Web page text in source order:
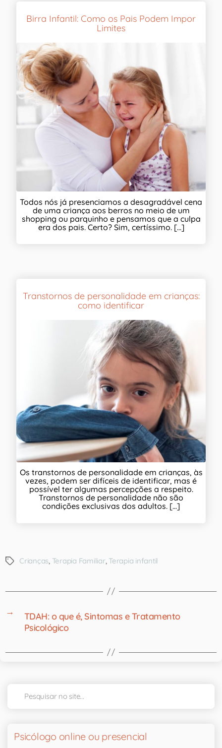
Birra Infantil: Como os Pais Podem Impor
Limites
Todos nós já presenciamos a desagradável cena
de uma criança aos berros no meio de um
shopping ou parquinho e pensamos que a culpa
era dos pais. Certo? Sim, certíssimo. [...]
Transtornos de personalidade em crianças:
como identificar
Os transtornos de personalidade em crianças, às
vezes, podem ser difíceis de identificar, mas é
possível ter algumas percepções a respeito.
Transtornos de personalidade não são
condições exclusivas dos adultos. [...]
Crianças Terapia Familiar, Terapia infantil
→
TDAH: o que é, Sintomas e Tratamento
Psicológico
Psicólogo online ou presencial